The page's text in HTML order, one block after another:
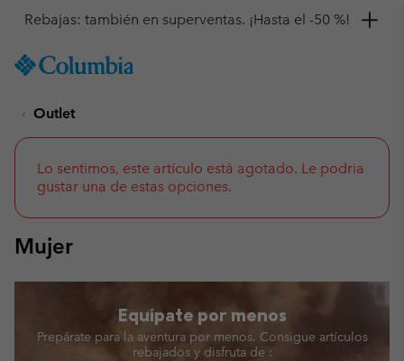
TO
SKIP
NAV
SKIP
TO
SEARCH
Consigue un 10 % de descuento
Outlet
Lo sentimos, este artículo está agotado. Le podria
gustar una de estas opciones.
Mujer
Equípate por menos
Prepárate para la aventura por menos. Consigue artículos
rebajados y disfruta de :